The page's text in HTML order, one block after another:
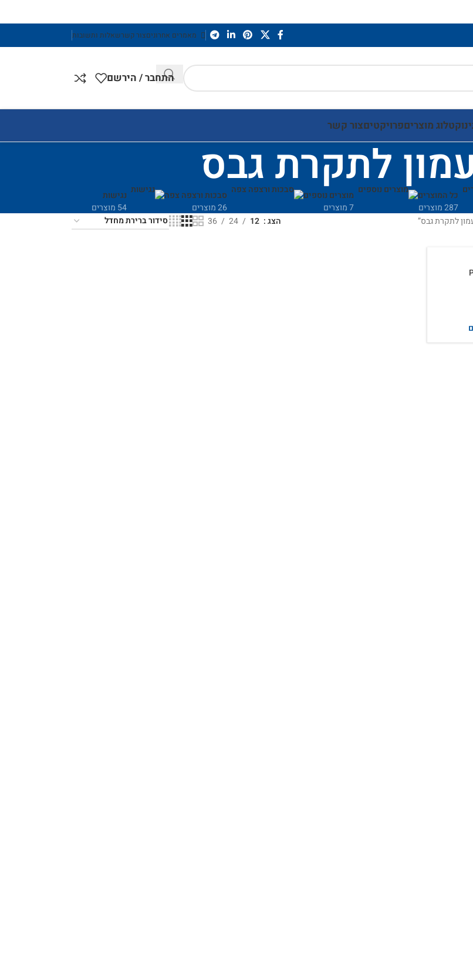
מאמרים אחרוניםצור קשרשאלות ותשובות
התחבר / הירשם
קטלוג מוצריםפרויקטיםצור קשר
לתקרת גבס
כל המוצרים
287 מוצרים
מוצרים נוספים
7 מוצרים
סבכות ורצפה צפה
26 מוצרים
נגישות
54 מוצרים
לתקרת גבס” הצג 12
24
36